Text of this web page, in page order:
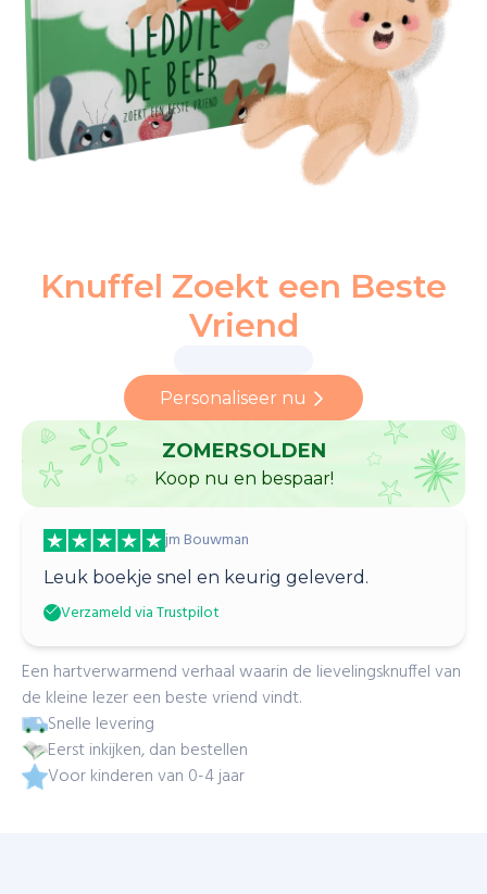
Knuffel Zoekt een Beste
Vriend
Personaliseer nu
ZOMERSOLDEN
Koop nu en bespaar!
jm Bouwman
Leuk boekje snel en keurig geleverd.
Verzameld via Trustpilot
Een hartverwarmend verhaal waarin de lievelingsknuffel van
de kleine lezer een beste vriend vindt.
Snelle levering
Eerst inkijken, dan bestellen
Voor kinderen van 0-4 jaar